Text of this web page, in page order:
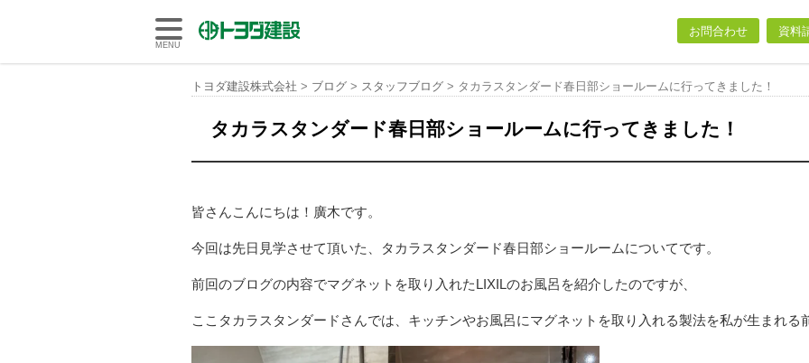
トヨダ建設株式会社
お問合わせ 資料
MENU
トヨダ建設株式会社 > ブログ > スタッフブログ > タカラスタンダード春日部ショールームに行ってきました！
タカラスタンダード春日部ショールームに行ってきました！
皆さんこんにちは！廣木です。
今回は先日見学させて頂いた、タカラスタンダード春日部ショールームについてです。
前回のブログの内容でマグネットを取り入れたLIXILのお風呂を紹介したのですが、
ここタカラスタンダードさんでは、キッチンやお風呂にマグネットを取り入れる製法を私が生まれる